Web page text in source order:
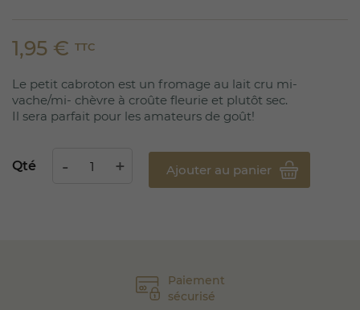
Paiement
sécurisé
1,95 € TTC
Le petit cabroton est un fromage au lait cru mi-
vache/mi- chèvre à croûte fleurie et plutôt sec.
Il sera parfait pour les amateurs de goût!
Qté Ajouter au panier